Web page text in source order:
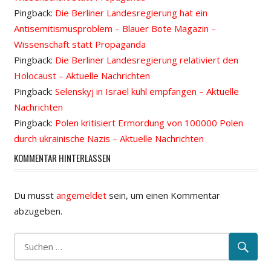
Pingback: Die Berliner Landesregierung hat ein
Antisemitismusproblem – Blauer Bote Magazin –
Wissenschaft statt Propaganda
Pingback: Die Berliner Landesregierung relativiert den
Holocaust – Aktuelle Nachrichten
Pingback: Selenskyj in Israel kühl empfangen – Aktuelle
Nachrichten
Pingback: Polen kritisiert Ermordung von 100000 Polen
durch ukrainische Nazis – Aktuelle Nachrichten
KOMMENTAR HINTERLASSEN
Du musst angemeldetsein, um einen Kommentar
abzugeben.